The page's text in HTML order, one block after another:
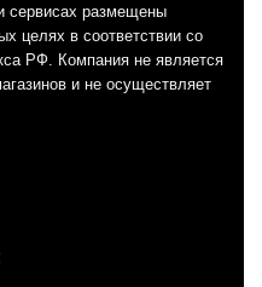
сервисах размещены
целях в соответствии со
РФ. Компания не является
и не осуществляет